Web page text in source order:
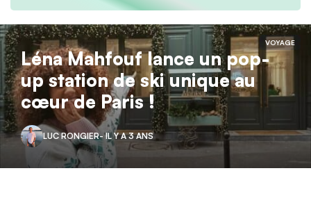
VOYAGE
Léna Mahfouf lance un pop-
up station de ski unique au
cœur de Paris !
LUC RONGIER- IL Y A 3 ANS